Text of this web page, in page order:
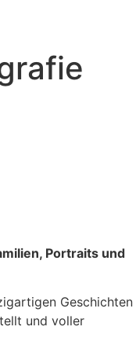
Portraits und
Geschichten
und voller